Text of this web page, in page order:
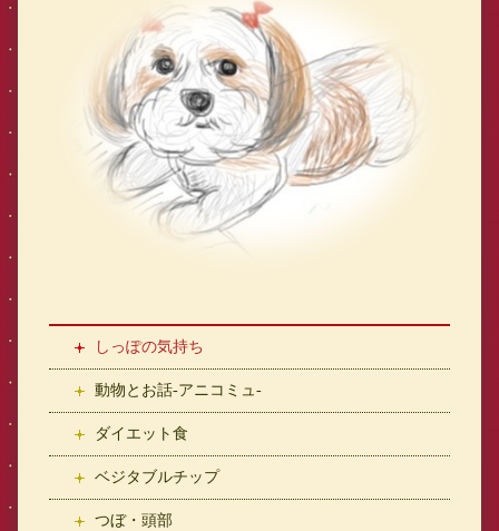
しっぽの気持ち
動物とお話-アニコミュ-
ダイエット食
ベジタブルチップ
つぼ・頭部